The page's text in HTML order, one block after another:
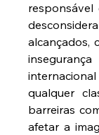
responsável
alcançados,
qualquer
barreiras
afetar a